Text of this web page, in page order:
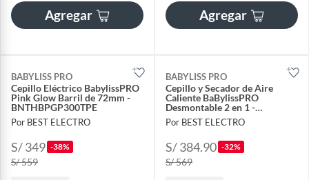
Agregar Agregar
BABYLISS PRO
Cepillo Eléctrico BabylissPRO
Pink Glow Barril de 72mm -
BNTHBPGP300TPE
Por BEST ELECTRO
S/ 349 -38%
S/ 559
BABYLISS PRO
Cepillo y Secador de Aire
Caliente BaBylissPRO
Desmontable 2 en 1 -
BNTDHB275PE
Por BEST ELECTRO
S/ 384.90 -32%
S/ 569